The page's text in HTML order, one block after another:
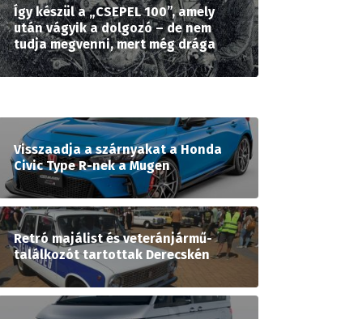
Így készül a „CSEPEL 100”, amely
után vágyik a dolgozó – de nem
tudja megvenni, mert még drága
Visszaadja a szárnyakat a Honda
Civic Type R-nek a Mugen
Retró majálist és veteránjármű-
találkozót tartottak Derecskén